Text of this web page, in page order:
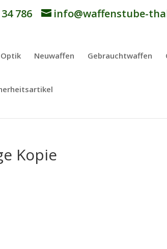
786 info@waffenstube-
Optik Neuwaffen Gebrauchtwaffen
Kopie